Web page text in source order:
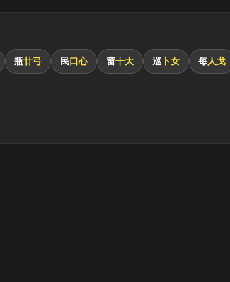
瓶廿弓 民口心 窗十大 巡 卜女 每人戈